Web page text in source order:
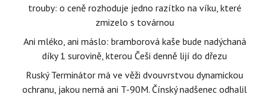
trouby: o ceně rozhoduje jedno razítko na víku, které
zmizelo s továrnou
Ani mléko, ani máslo: bramborová kaše bude nadýchaná
díky 1 surovině, kterou Češi denně lijí do dřezu
Ruský Terminátor má ve věži dvouvrstvou dynamickou
ochranu, jakou nemá ani T-90M. Čínský nadšenec odhalil